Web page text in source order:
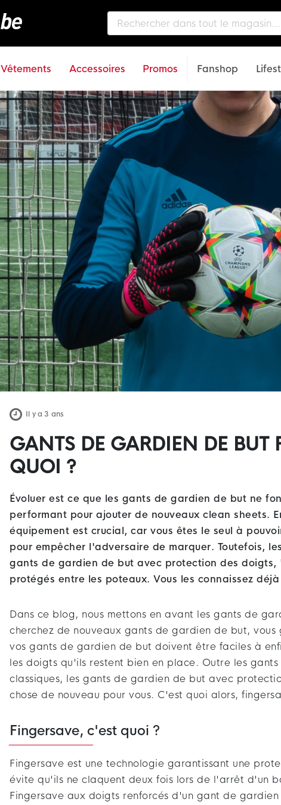
Vêtements Accessoires Promos Fanshop
Il y a 3 ans
GANTS DE GARDIEN DE BUT
QUOI ?
Évoluer est ce que les gants de gardien de but ne
performant pour ajouter de nouveaux clean sheets.
équipement est crucial, car vous êtes le seul à
pour empêcher l'adversaire de marquer. Toutefois,
gants de gardien de but avec protection des doigts,
protégés entre les poteaux. Vous les connaissez déjà
Dans ce blog, nous mettons en avant les gants de
cherchez de nouveaux gants de gardien de but,
vos gants de gardien de but doivent être faciles à
les doigts qu'ils restent bien en place. Outre les
classiques, les gants de gardien de but avec
chose de nouveau pour vous. C'est quoi alors,
Fingersave, c'est quoi ?
Fingersave est une technologie garantissant une
évite qu'ils ne claquent deux fois lors de l'arrêt d'un
Fingersave aux doigts renforcés d'un gant de